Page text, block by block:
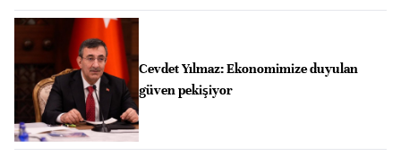
Cevdet Yılmaz: Ekonomimize duyulan
güven pekişiyor